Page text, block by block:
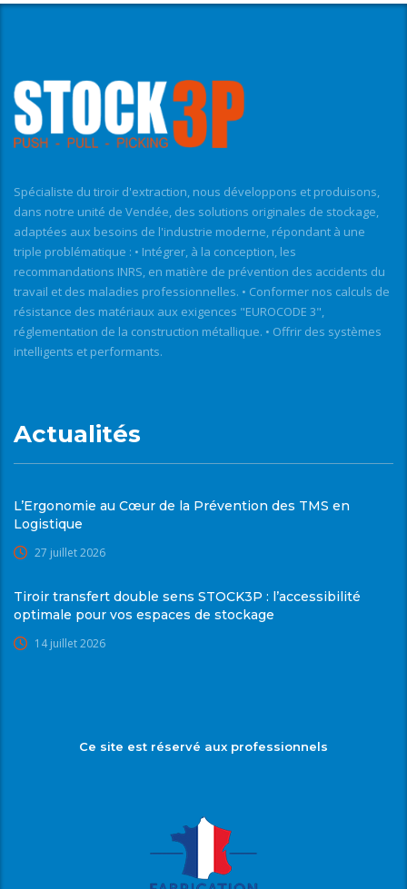
Spécialiste du tiroir d'extraction, nous développons et produisons,
dans notre unité de Vendée, des solutions originales de stockage,
adaptées aux besoins de l'industrie moderne, répondant à une
triple problématique : • Intégrer, à la conception, les
recommandations INRS, en matière de prévention des accidents du
travail et des maladies professionnelles. • Conformer nos calculs de
résistance des matériaux aux exigences "EUROCODE 3",
réglementation de la construction métallique. • Offrir des systèmes
intelligents et performants.
Actualités
L’Ergonomie au Cœur de la Prévention des TMS en
Logistique
27 juillet 2026
Tiroir transfert double sens STOCK3P : l’accessibilité
optimale pour vos espaces de stockage
14 juillet 2026
Ce site est réservé aux professionnels